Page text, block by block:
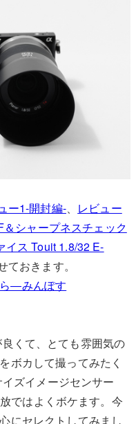
ー1-開封編-、 レビュー
＆シャープネスチェック
イス Touit 1.8/32 E-
おきます。
くて、とても雰囲気の
ボカして撮ってみたく
ズイメージセンサー
ではよくボケます。今
にセレクトしてみまし